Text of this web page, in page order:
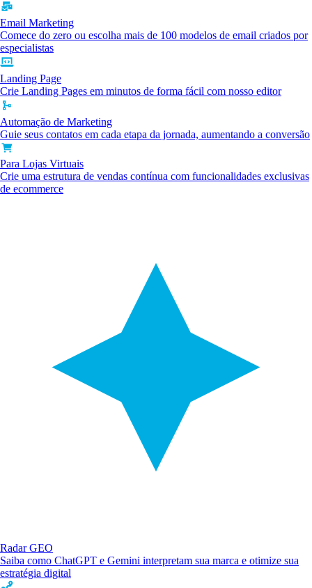
Email Marketing
Comece do zero ou escolha mais de 100 modelos de email criados por
especialistas
Landing Page
Crie Landing Pages em minutos de forma fácil com nosso editor
Automação de Marketing
Guie seus contatos em cada etapa da jornada, aumentando a conversão
Para Lojas Virtuais
Crie uma estrutura de vendas contínua com funcionalidades exclusivas
de ecommerce
Radar GEO
Saiba como ChatGPT e Gemini interpretam sua marca e otimize sua
estratégia digital